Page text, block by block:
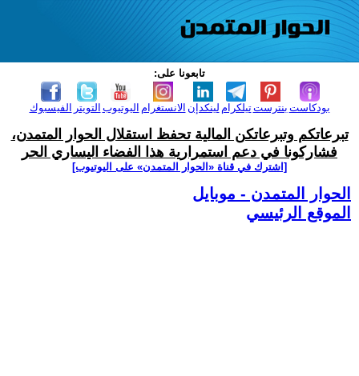
تابعونا على:
الفيسبوك التويتر اليوتيوب الانستغرام لينكدإن تيلكرامبنترست بودكاست
تبرعاتكم وتبرعاتكن المالية تحفظ استقلال الحوار المتمدن،
فشاركونا في دعم استمرارية هذا الفضاء اليساري الحر
[اشترك في قناة ‫«الحوار المتمدن» على اليوتيوب]
الحوار المتمدن - موبايل
الموقع الرئيسي